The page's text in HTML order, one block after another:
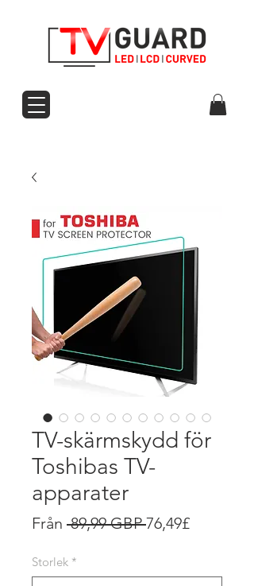
TV-skärmskydd för
Toshibas TV-
apparater
Från 89,99 GBP Ordinarie
76,49£Reapris
Storlek *